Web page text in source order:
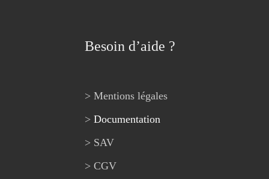
Besoin d’aide ?
> Mentions légales
> Documentation
> SAV
> CGV